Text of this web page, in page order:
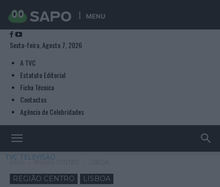
MENU
Sexta-feira, Agosto 7, 2026
A TVC
Estatuto Editorial
Ficha Técnica
Contactos
Agência de Celebridades
TVC TELEVISÃO
Início REGIÃO CENTRO
REGIÃO CENTRO LISBOA